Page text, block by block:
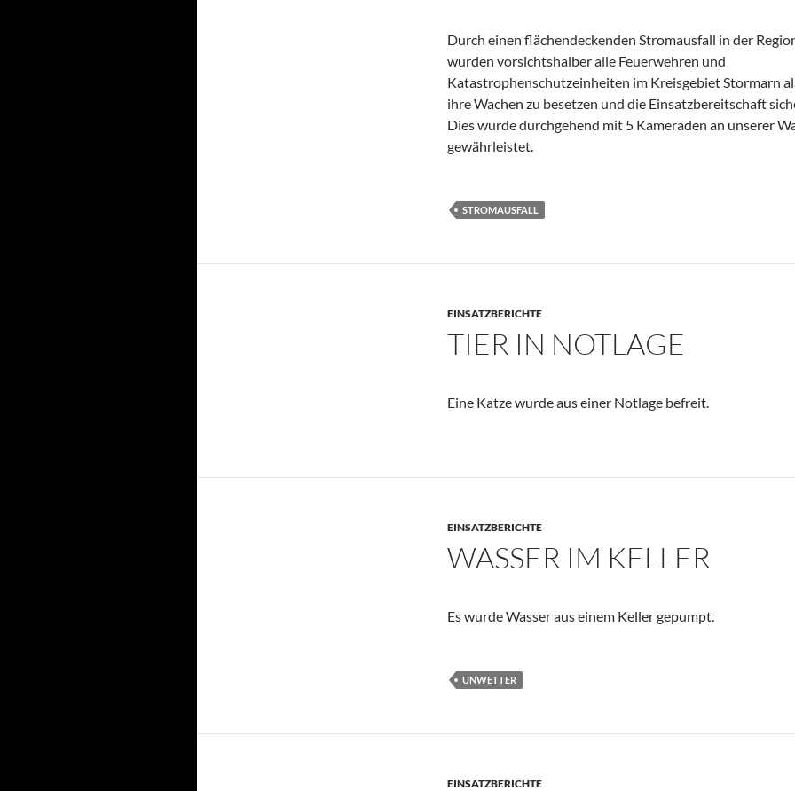
Durch einen flächendeckenden Stromausfall in der
wurden vorsichtshalber alle Feuerwehren und
Katastrophenschutzeinheiten im Kreisgebiet Stormarn
ihre Wachen zu besetzen und die Einsatzbereitschaft
Dies wurde durchgehend mit 5 Kameraden an unserer
gewährleistet.
STROMAUSFALL
EINSATZBERICHTE
TIER IN NOTLAGE
Eine Katze wurde aus einer Notlage befreit.
EINSATZBERICHTE
WASSER IM KELLER
Es wurde Wasser aus einem Keller gepumpt.
UNWETTER
EINSATZBERICHTE